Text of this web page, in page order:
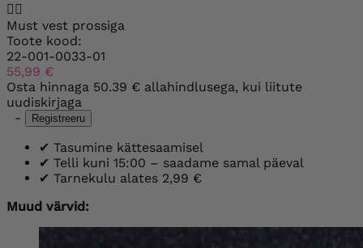

Must vest prossiga
Toote kood:
22-001-0033-01
55,99 €
Osta hinnaga 50.39 € allahindlusega, kui liitute
uudiskirjaga
-
Registreeru
✔ Tasumine kättesaamisel
✔ Telli kuni 15:00 – saadame samal päeval
✔ Tarnekulu alates 2,99 €
Muud värvid: